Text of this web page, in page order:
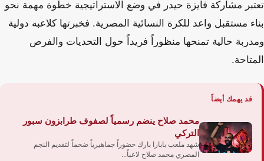
تعتبر مشاركة فايزة حيدر في وضع الاستراتيجية خطوة مهمة نحو
بناء مستقبل واعد للكرة النسائية المصرية. فخبرتها كلاعبه دولية
ومدربة حالية تمنحها منظوراً فريداً حول التحديات والفرص
المتاحة.
قد يهمك أيضاً
محمد صلاح ينضم رسمياً لصفوف طرابزون سبور
التركي
شهد ملعب بابارا بارك حضوراً جماهيرياً ضخماً لتقديم النجم
المصري محمد صلاح لاعباً...